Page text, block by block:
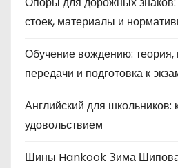
стоек, материалы и
Обучение вождению: теория,
передачи и подготовка к
Английский для школьников:
удовольствием
Шины Hankook Зима